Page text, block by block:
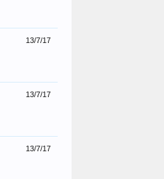
13/7/17
13/7/17
13/7/17